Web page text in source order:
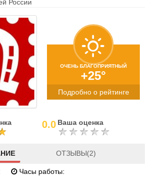
России
ОЧЕНЬ БЛАГОПРИЯТНЫЙ
+25°
Подробно о рейтинге
0.0 Ваша оценка
ОТЗЫВЫ(2)
Часы работы: